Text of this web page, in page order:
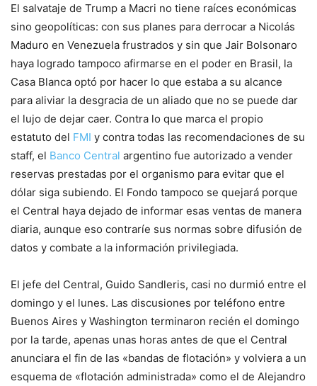
El salvataje de Trump a Macri no tiene raíces económicas
sino geopolíticas: con sus planes para derrocar a Nicolás
Maduro en Venezuela frustrados y sin que Jair Bolsonaro
haya logrado tampoco afirmarse en el poder en Brasil, la
Casa Blanca optó por hacer lo que estaba a su alcance
para aliviar la desgracia de un aliado que no se puede dar
el lujo de dejar caer. Contra lo que marca el propio
estatuto del FMI y contra todas las recomendaciones de su
staff, el Banco Central argentino fue autorizado a vender
reservas prestadas por el organismo para evitar que el
dólar siga subiendo. El Fondo tampoco se quejará porque
el Central haya dejado de informar esas ventas de manera
diaria, aunque eso contraríe sus normas sobre difusión de
datos y combate a la información privilegiada.
El jefe del Central, Guido Sandleris, casi no durmió entre el
domingo y el lunes. Las discusiones por teléfono entre
Buenos Aires y Washington terminaron recién el domingo
por la tarde, apenas unas horas antes de que el Central
anunciara el fin de las «bandas de flotación» y volviera a un
esquema de «flotación administrada» como el de Alejandro